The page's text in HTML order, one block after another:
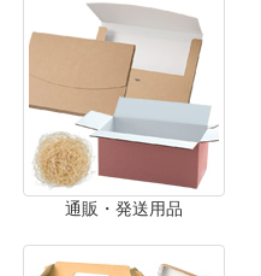
通販・発送用品